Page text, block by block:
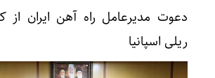
دعوت مدیرعامل راه آهن ایران از
ریلی اسپانیا